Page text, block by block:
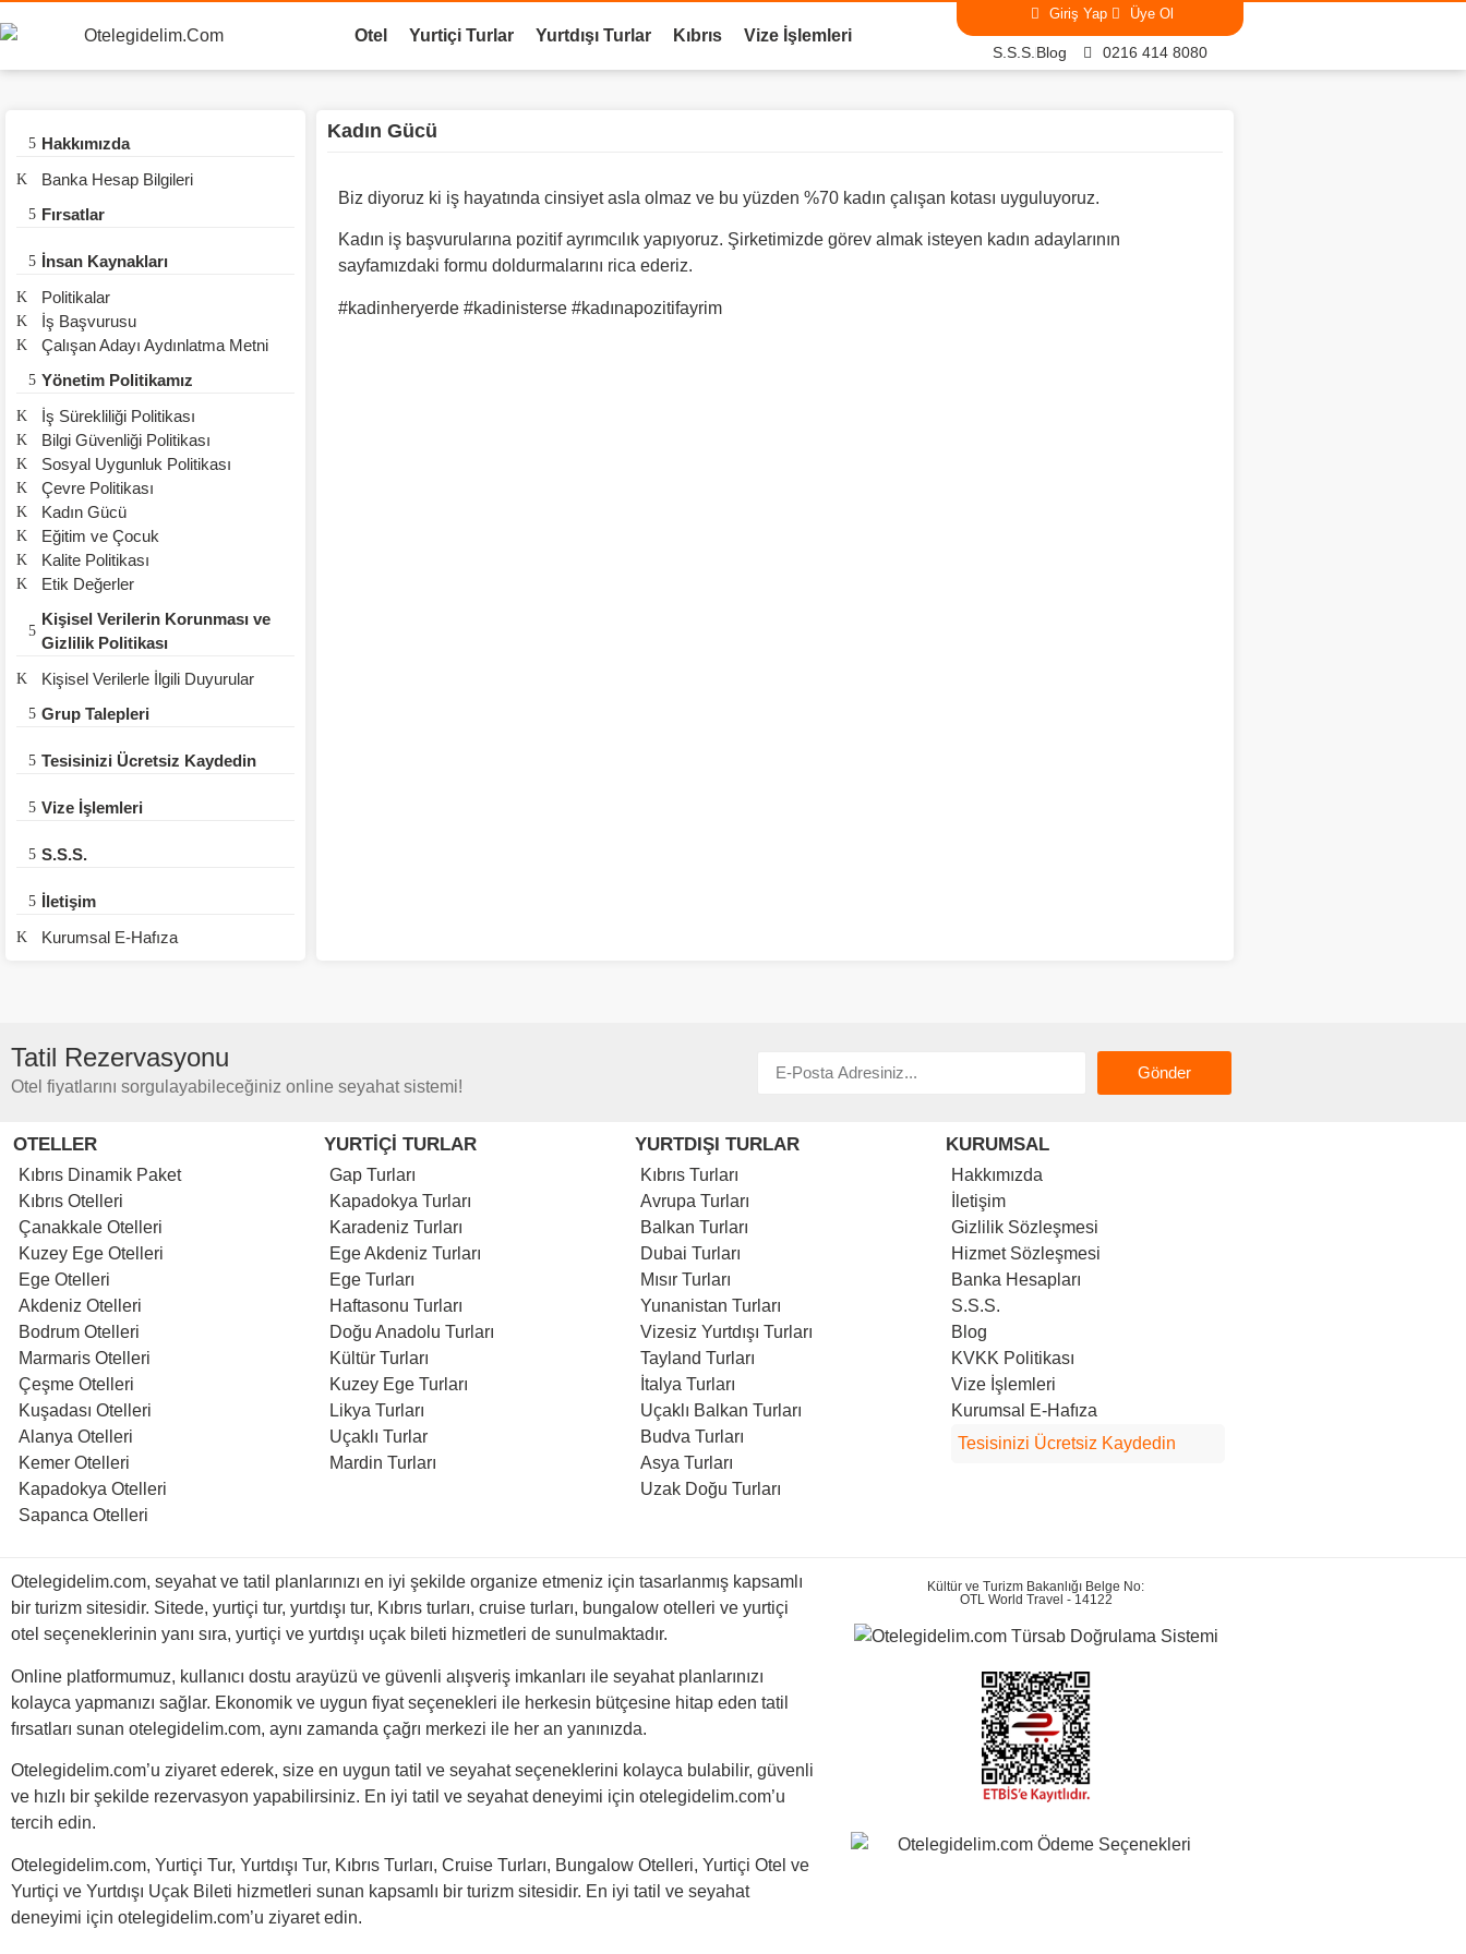
Otel Yurtiçi Turlar Yurtdışı Turlar Kıbrıs Vize İşlemleri
Giriş Yap Üye Ol
S.S.S. Blog 0216 414 8080
Hakkımızda
Banka Hesap Bilgileri
Fırsatlar
İnsan Kaynakları
Politikalar
İş Başvurusu
Çalışan Adayı Aydınlatma Metni
Yönetim Politikamız
İş Sürekliliği Politikası
Bilgi Güvenliği Politikası
Sosyal Uygunluk Politikası
Çevre Politikası
Kadın Gücü
Eğitim ve Çocuk
Kalite Politikası
Etik Değerler
Kişisel Verilerin Korunması ve
Gizlilik Politikası
Kişisel Verilerle İlgili Duyurular
Grup Talepleri
Tesisinizi Ücretsiz Kaydedin
Vize İşlemleri
S.S.S.
İletişim
Kurumsal E-Hafıza
Kadın Gücü
Biz diyoruz ki iş hayatında cinsiyet asla olmaz ve bu yüzden %70 kadın çalışan kotası uyguluyoruz.
Kadın iş başvurularına pozitif ayrımcılık yapıyoruz. Şirketimizde görev almak isteyen kadın adaylarının
sayfamızdaki formu doldurmalarını rica ederiz.
#kadinheryerde #kadinisterse #kadınapozitifayrim
Tatil Rezervasyonu
Otel fiyatlarını sorgulayabileceğiniz online seyahat sistemi!
Gönder
OTELLER
Kıbrıs Dinamik Paket
Kıbrıs Otelleri
Çanakkale Otelleri
Kuzey Ege Otelleri
Ege Otelleri
Akdeniz Otelleri
Bodrum Otelleri
Marmaris Otelleri
Çeşme Otelleri
Kuşadası Otelleri
Alanya Otelleri
Kemer Otelleri
Kapadokya Otelleri
Sapanca Otelleri
YURTİÇİ TURLAR
Gap Turları
Kapadokya Turları
Karadeniz Turları
Ege Akdeniz Turları
Ege Turları
Haftasonu Turları
Doğu Anadolu Turları
Kültür Turları
Kuzey Ege Turları
Likya Turları
Uçaklı Turlar
Mardin Turları
YURTDIŞI TURLAR
Kıbrıs Turları
Avrupa Turları
Balkan Turları
Dubai Turları
Mısır Turları
Yunanistan Turları
Vizesiz Yurtdışı Turları
Tayland Turları
İtalya Turları
Uçaklı Balkan Turları
Budva Turları
Asya Turları
Uzak Doğu Turları
KURUMSAL
Hakkımızda
İletişim
Gizlilik Sözleşmesi
Hizmet Sözleşmesi
Banka Hesapları
S.S.S.
Blog
KVKK Politikası
Vize İşlemleri
Kurumsal E-Hafıza
Tesisinizi Ücretsiz Kaydedin
Otelegidelim.com, seyahat ve tatil planlarınızı en iyi şekilde organize etmeniz için tasarlanmış kapsamlı
bir turizm sitesidir. Sitede, yurtiçi tur, yurtdışı tur, Kıbrıs turları, cruise turları, bungalow otelleri ve yurtiçi
otel seçeneklerinin yanı sıra, yurtiçi ve yurtdışı uçak bileti hizmetleri de sunulmaktadır.
Online platformumuz, kullanıcı dostu arayüzü ve güvenli alışveriş imkanları ile seyahat planlarınızı
kolayca yapmanızı sağlar. Ekonomik ve uygun fiyat seçenekleri ile herkesin bütçesine hitap eden tatil
fırsatları sunan otelegidelim.com, aynı zamanda çağrı merkezi ile her an yanınızda.
Otelegidelim.com’u ziyaret ederek, size en uygun tatil ve seyahat seçeneklerini kolayca bulabilir, güvenli
ve hızlı bir şekilde rezervasyon yapabilirsiniz. En iyi tatil ve seyahat deneyimi için otelegidelim.com’u
tercih edin.
Otelegidelim.com, Yurtiçi Tur, Yurtdışı Tur, Kıbrıs Turları, Cruise Turları, Bungalow Otelleri, Yurtiçi Otel ve
Yurtiçi ve Yurtdışı Uçak Bileti hizmetleri sunan kapsamlı bir turizm sitesidir. En iyi tatil ve seyahat
deneyimi için otelegidelim.com’u ziyaret edin.
Kültür ve Turizm Bakanlığı Belge No:
OTL World Travel - 14122